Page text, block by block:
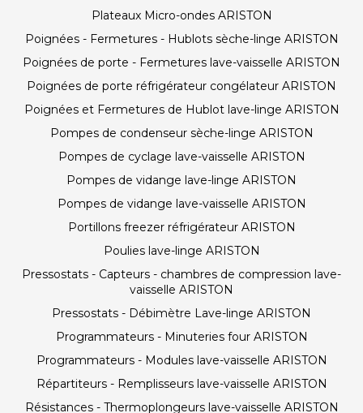
Plateaux Micro-ondes ARISTON
Poignées - Fermetures - Hublots sèche-linge ARISTON
Poignées de porte - Fermetures lave-vaisselle ARISTON
Poignées de porte réfrigérateur congélateur ARISTON
Poignées et Fermetures de Hublot lave-linge ARISTON
Pompes de condenseur sèche-linge ARISTON
Pompes de cyclage lave-vaisselle ARISTON
Pompes de vidange lave-linge ARISTON
Pompes de vidange lave-vaisselle ARISTON
Portillons freezer réfrigérateur ARISTON
Poulies lave-linge ARISTON
Pressostats - Capteurs - chambres de compression lave-
vaisselle ARISTON
Pressostats - Débimètre Lave-linge ARISTON
Programmateurs - Minuteries four ARISTON
Programmateurs - Modules lave-vaisselle ARISTON
Répartiteurs - Remplisseurs lave-vaisselle ARISTON
Résistances - Thermoplongeurs lave-vaisselle ARISTON